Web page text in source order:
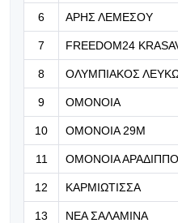
09.08.2026
Ατύχημα
σέντρα
Carabao
για τα
6 ΑΡΗΣ ΛΕΜΕΣΟΥ
7 FREEDOM24
8 ΟΛΥΜΠΙΑΚΟΣ
9 ΟΜΟΝΟΙΑ
10 ΟΜΟΝΟΙΑ 29Μ
11 ΟΜΟΝΟΙΑ
12 ΚΑΡΜΙΩΤΙΣΣΑ
13 ΝΕΑ ΣΑΛΑΜΙΝΑ